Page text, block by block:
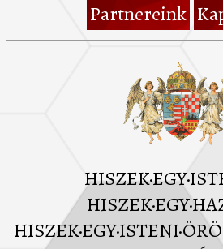
Partnereink